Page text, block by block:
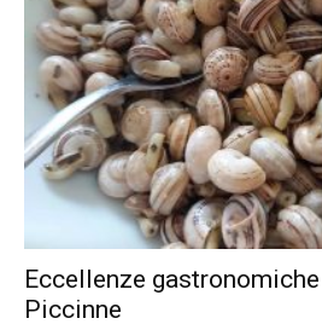
Eccellenze
Piccinne